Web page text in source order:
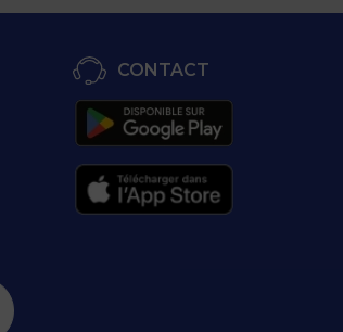
CONTACT